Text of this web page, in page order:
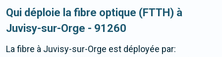
Qui déploie la fibre optique (FTTH) à
Juvisy-sur-Orge - 91260
La fibre à Juvisy-sur-Orge est déployée par: